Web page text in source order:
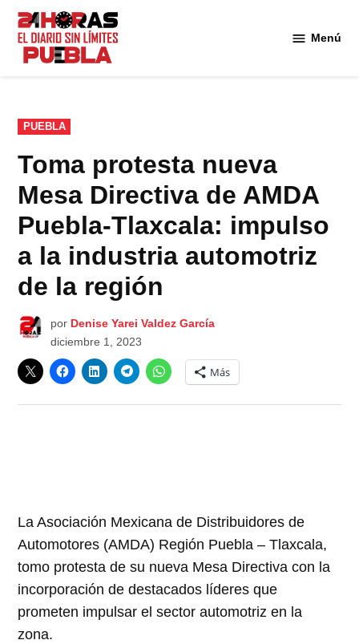
Saltar
contenido
Menú
PUBLICADO
EN
PUEBLA
Toma protesta nueva
Mesa Directiva de AMDA
Puebla-Tlaxcala: impulso
a la industria automotriz
de la región
por Denise Yarei Valdez García
diciembre 1, 2023
Más
La Asociación Mexicana de Distribuidores de
Automotores (AMDA) Región Puebla – Tlaxcala,
tomo protesta de su nueva Mesa Directiva con la
incorporación de destacados líderes que
prometen impulsar el sector automotriz en la
zona.